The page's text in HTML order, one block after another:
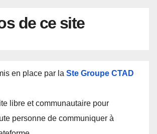
de ce site
en place par la Ste Groupe CTAD
libre et communautaire pour
personne de communiquer à